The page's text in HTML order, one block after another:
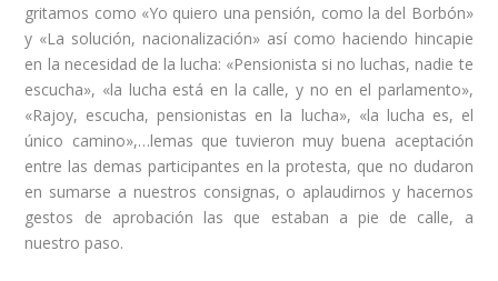
gritamos como «Yo quiero una pensión, como la del Borbón»
y «La solución, nacionalización» así como haciendo hincapie
en la necesidad de la lucha: «Pensionista si no luchas, nadie te
escucha», «la lucha está en la calle, y no en el parlamento»,
«Rajoy, escucha, pensionistas en la lucha», «la lucha es, el
único camino»,…lemas que tuvieron muy buena aceptación
entre las demas participantes en la protesta, que no dudaron
en sumarse a nuestros consignas, o aplaudirnos y hacernos
gestos de aprobación las que estaban a pie de calle, a
nuestro paso.